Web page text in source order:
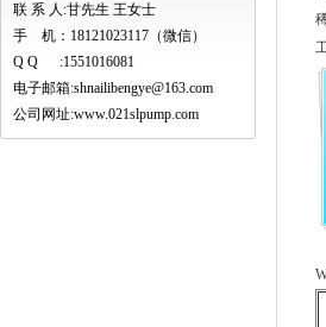
联 系 人:甘先生 王女士
手 机：18121023117（微信）
Q Q :1551016081
电子邮箱:shnailibengye@163.com
公司网址:www.021slpump.com